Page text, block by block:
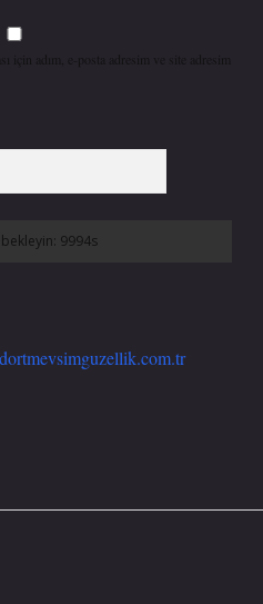
için adım, e-posta adresim ve site adresim